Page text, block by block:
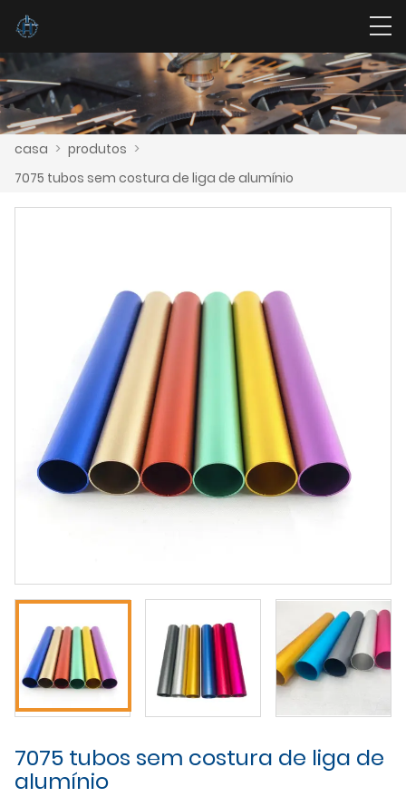
casa > produtos >
7075 tubos sem costura de liga de alumínio
7075 tubos sem costura de liga de
alumínio